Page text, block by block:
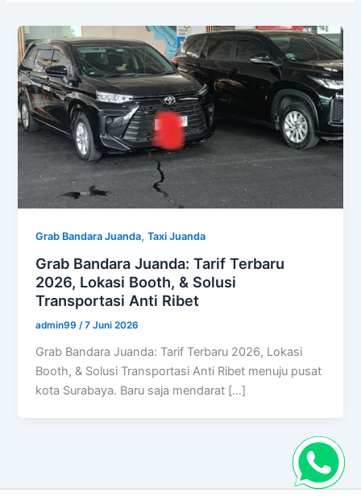
Grab Bandara Juanda,Taxi Juanda
Grab Bandara Juanda: Tarif Terbaru
2026, Lokasi Booth, & Solusi
Transportasi Anti Ribet
admin99/7 Juni 2026
Grab Bandara Juanda: Tarif Terbaru 2026, Lokasi
Booth, & Solusi Transportasi Anti Ribet menuju pusat
kota Surabaya. Baru saja mendarat […]